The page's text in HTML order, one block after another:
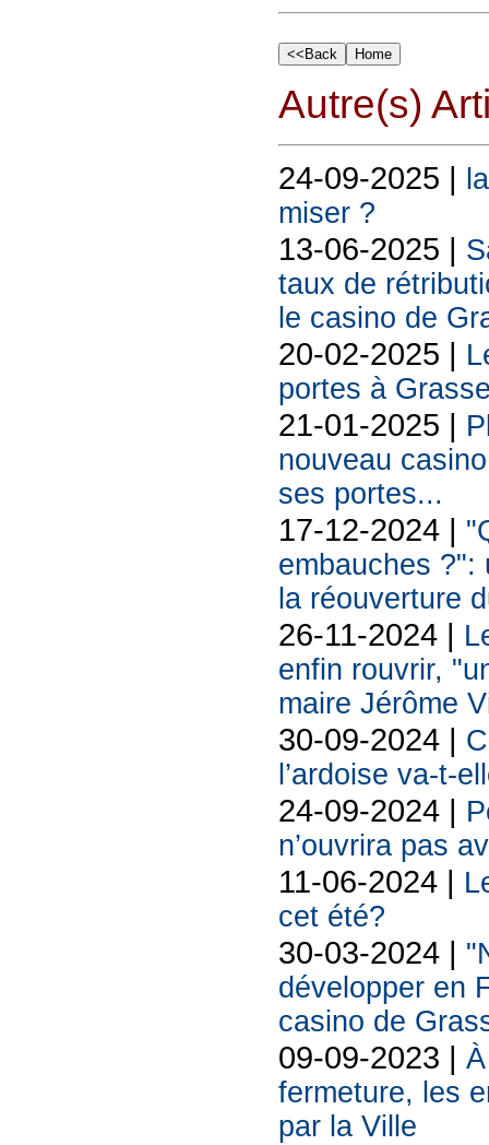
Autre(s)
24-09-2025 |
miser ?
13-06-2025 |
taux de
le casino de
20-02-2025 |
portes à
21-01-2025 |
nouveau
ses portes...
17-12-2024 |
embauches ?":
la réouverture
26-11-2024 |
enfin rouvrir,
maire Jérôme
30-09-2024 |
l’ardoise va-t-
24-09-2024 |
n’ouvrira pas
11-06-2024 |
cet été?
30-03-2024 |
développer en
casino de
09-09-2023 |
fermeture, les
par la Ville